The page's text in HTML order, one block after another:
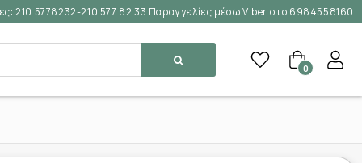
210 5778232-210 577 82 33 Παραγγελίες μέσω Viber στο 6984558160
0